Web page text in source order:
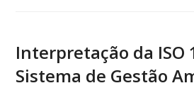
Interpretação da ISO
Sistema de Gestão